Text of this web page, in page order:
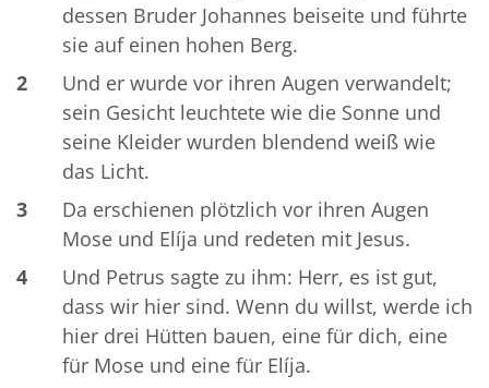
dessen Bruder Johannes beiseite und führte
sie auf einen hohen Berg.
2
Und er wurde vor ihren Augen verwandelt;
sein Gesicht leuchtete wie die Sonne und
seine Kleider wurden blendend weiß wie
das Licht.
3
Da erschienen plötzlich vor ihren Augen
Mose und Elíja und redeten mit Jesus.
4
Und Petrus sagte zu ihm: Herr, es ist gut,
dass wir hier sind. Wenn du willst, werde ich
hier drei Hütten bauen, eine für dich, eine
für Mose und eine für Elíja.